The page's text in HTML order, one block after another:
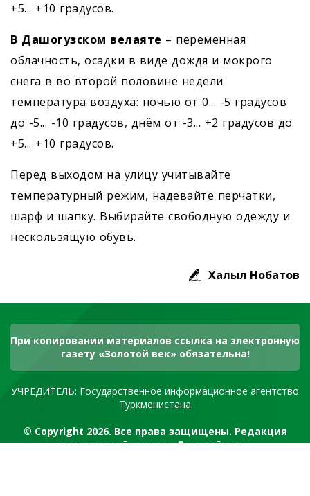
+5... +10 градусов.
В Дашогузском велаяте – переменная
облачность, осадки в виде дождя и мокрого
снега в во второй половине недели
температура воздуха: ночью от 0... -5 градусов
до -5... -10 градусов, днём от -3... +2 градусов до
+5... +10 градусов.
Перед выходом на улицу учитывайте
температурный режим, надевайте перчатки,
шарф и шапку. Выбирайте свободную одежду и
нескользящую обувь.
Халыл Нобатов
При копировании материалов ссылка на электронную
газету «Золотой век» обязательна!
УЧРЕДИТЕЛЬ: Государственное информационное агентство
Туркменистана
© Copyright 2026. Все права защищены. Редакция
электронной газеты «Золотой век»